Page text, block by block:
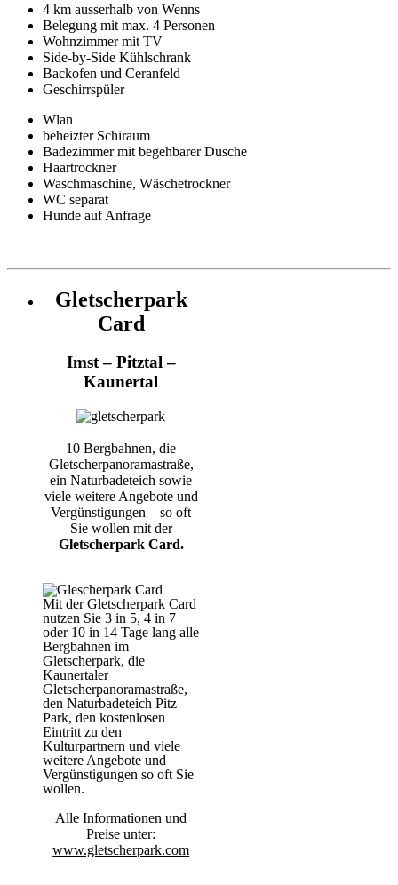
4 km ausserhalb von Wenns
Belegung mit max. 4 Personen
Wohnzimmer mit TV
Side-by-Side Kühlschrank
Backofen und Ceranfeld
Geschirrspüler
Wlan
beheizter Schiraum
Badezimmer mit begehbarer Dusche
Haartrockner
Waschmaschine, Wäschetrockner
WC separat
Hunde auf Anfrage
Gletscherpark
Card
Imst – Pitztal –
Kaunertal
10 Bergbahnen, die
Gletscherpanoramastraße,
ein Naturbadeteich sowie
viele weitere Angebote und
Vergünstigungen – so oft
Sie wollen mit der
Gletscherpark Card.
Mit der Gletscherpark Card
nutzen Sie 3 in 5, 4 in 7
oder 10 in 14 Tage lang alle
Bergbahnen im
Gletscherpark, die
Kaunertaler
Gletscherpanoramastraße,
den Naturbadeteich Pitz
Park, den kostenlosen
Eintritt zu den
Kulturpartnern und viele
weitere Angebote und
Vergünstigungen so oft Sie
wollen.
Alle Informationen und
Preise unter:
www.gletscherpark.com